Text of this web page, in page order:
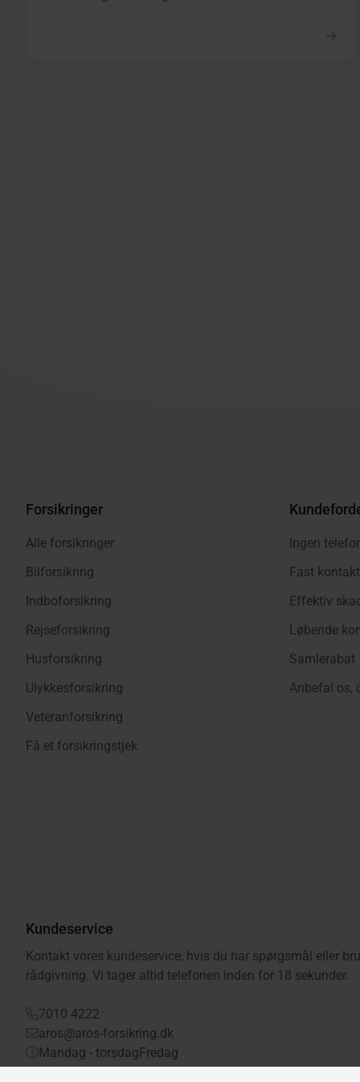
Forsikringer
Alle forsikringer
Bilforsikring
Indboforsikring
Rejseforsikring
Husforsikring
Ulykkesforsikring
Veteranforsikring
Få et forsikringstjek
Ingen
Fast
Effektiv
Løbende
Samlerabat
Anbefal os,
Kundeservice
Kontakt vores kundeservice, hvis du har spørgsmål eller
rådgivning. Vi tager altid telefonen inden for 18 sekunder.
7010 4222
aros@aros-forsikring.dk
Mandag - torsdag
08.00 - 20.00
Fredag
08.00 - 16.00